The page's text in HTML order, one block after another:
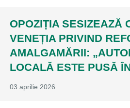
OPOZIȚIA SESIZEAZĂ
VENEȚIA PRIVIND
AMALGAMĂRII:
LOCALĂ ESTE PUSĂ
03 aprilie 2026